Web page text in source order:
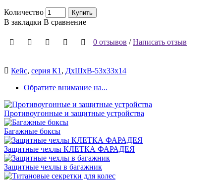
Количество Купить
В закладки В сравнение
0 отзывов /Написать отзыв
Кейс, серия К1 , ДхШхВ-53х33х14
Обратите внимание на...
Противоугонные и защитные устройства
Багажные боксы
Защитные чехлы КЛЕТКА ФАРАДЕЯ
Защитные чехлы в багажник